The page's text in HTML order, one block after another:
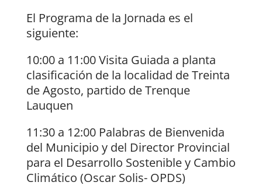
El Programa de la Jornada es el
siguiente:
10:00 a 11:00 Visita Guiada a planta
clasificación de la localidad de Treinta
de Agosto, partido de Trenque
Lauquen
11:30 a 12:00 Palabras de Bienvenida
del Municipio y del Director Provincial
para el Desarrollo Sostenible y Cambio
Climático (Oscar Solis- OPDS)